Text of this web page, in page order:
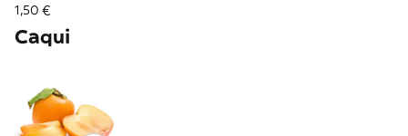
1,50 €
Caqui